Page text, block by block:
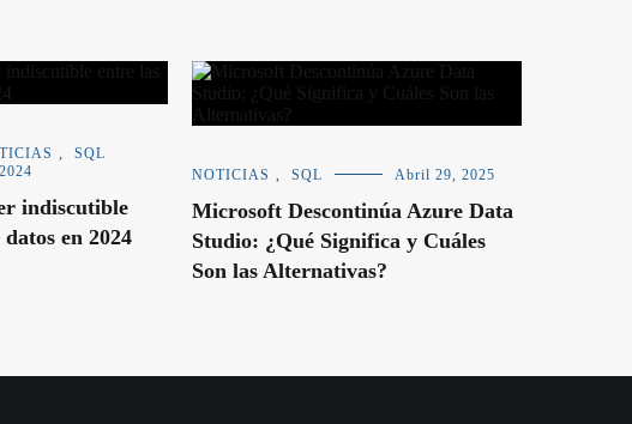
,
SQL
indiscutible
en 2024
NOTICIAS , SQL Abril 29, 2025
Microsoft Descontinúa Azure Data
Studio: ¿Qué Significa y Cuáles
Son las Alternativas?